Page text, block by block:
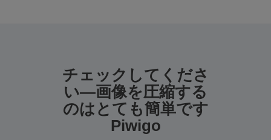
チェックしてくださ
い—画像を圧縮する
のはとても簡単です
Piwigo